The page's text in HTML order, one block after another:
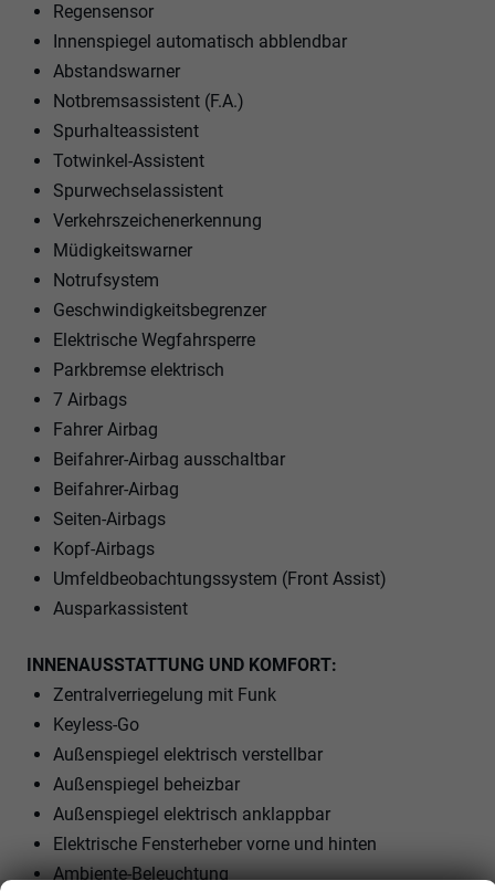
Regensensor
Innenspiegel automatisch abblendbar
Abstandswarner
Notbremsassistent (F.A.)
Spurhalteassistent
Totwinkel-Assistent
Spurwechselassistent
Verkehrszeichenerkennung
Müdigkeitswarner
Notrufsystem
Geschwindigkeitsbegrenzer
Elektrische Wegfahrsperre
Parkbremse elektrisch
7 Airbags
Fahrer Airbag
Beifahrer-Airbag ausschaltbar
Beifahrer-Airbag
Seiten-Airbags
Kopf-Airbags
Umfeldbeobachtungssystem (Front Assist)
Ausparkassistent
INNENAUSSTATTUNG UND KOMFORT:
Zentralverriegelung mit Funk
Keyless-Go
Außenspiegel elektrisch verstellbar
Außenspiegel beheizbar
Außenspiegel elektrisch anklappbar
Elektrische Fensterheber vorne und hinten
Ambiente-Beleuchtung